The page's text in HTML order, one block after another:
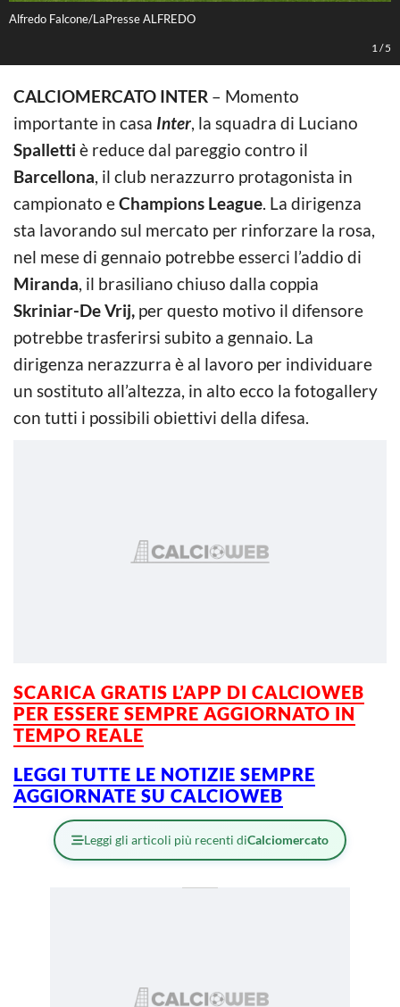
Alfredo Falcone/LaPresse ALFREDO
1 /5
CALCIOMERCATO INTER – Momento
importante in casa Inter, la squadra di Luciano
Spalletti è reduce dal pareggio contro il
Barcellona, il club nerazzurro protagonista in
campionato eChampions League. La dirigenza
sta lavorando sul mercato per rinforzare la rosa,
nel mese di gennaio potrebbe esserci l’addio di
Miranda, il brasiliano chiuso dalla coppia
Skriniar-De Vrij, per questo motivo il difensore
potrebbe trasferirsi subito a gennaio. La
dirigenza nerazzurra è al lavoro per individuare
un sostituto all’altezza, in alto ecco la fotogallery
con tutti i possibili obiettivi della difesa.
SCARICA GRATIS L’APP DI CALCIOWEB
PER ESSERE SEMPRE AGGIORNATO IN
TEMPO REALE
LEGGI TUTTE LE NOTIZIE SEMPRE
AGGIORNATE SU CALCIOWEB
Leggi gli articoli più recenti diCalciomercato